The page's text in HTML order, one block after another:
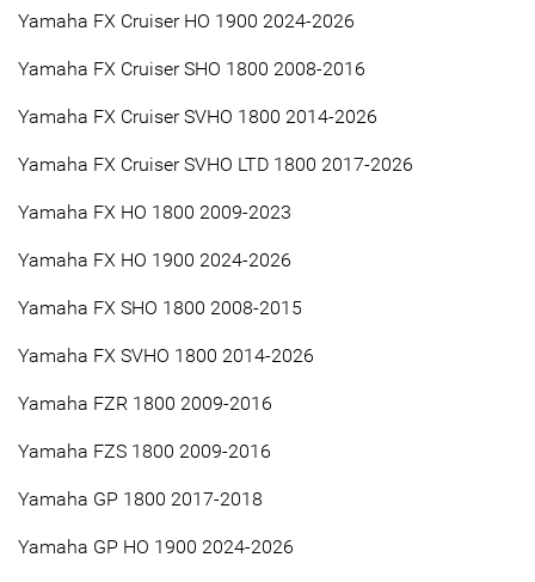
Yamaha FX Cruiser HO 1900 2024-2026
Yamaha FX Cruiser SHO 1800 2008-2016
Yamaha FX Cruiser SVHO 1800 2014-2026
Yamaha FX Cruiser SVHO LTD 1800 2017-2026
Yamaha FX HO 1800 2009-2023
Yamaha FX HO 1900 2024-2026
Yamaha FX SHO 1800 2008-2015
Yamaha FX SVHO 1800 2014-2026
Yamaha FZR 1800 2009-2016
Yamaha FZS 1800 2009-2016
Yamaha GP 1800 2017-2018
Yamaha GP HO 1900 2024-2026